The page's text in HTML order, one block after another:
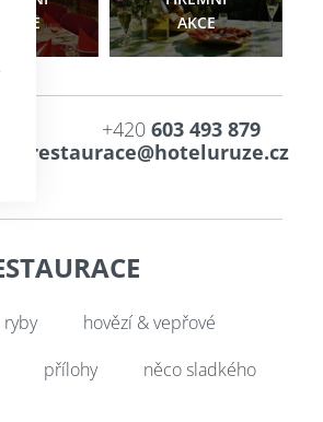
AKCE
+420 603 493 879
restaurace@hoteluruze.cz
ryby
hovězí & vepřové
přílohy něco sladkého